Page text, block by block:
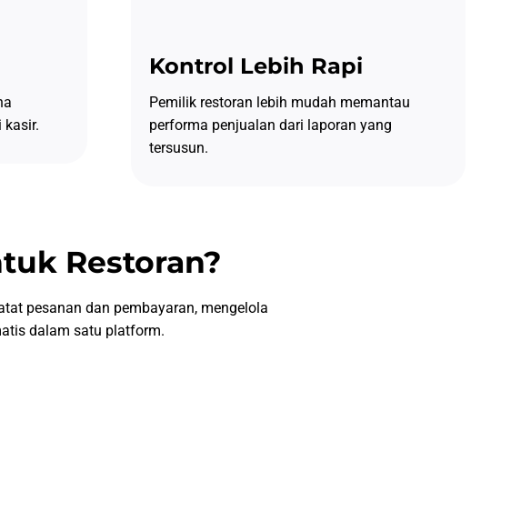
kasir.
Kontrol Lebih Rapi
Pemilik restoran lebih mudah memantau
performa penjualan dari laporan yang
tersusun.
Restoran?
pesanan dan pembayaran, mengelola
dalam satu platform.